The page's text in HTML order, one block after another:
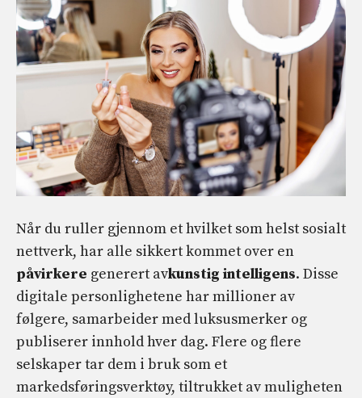
Når du ruller gjennom et hvilket som helst sosialt
nettverk, har alle sikkert kommet over en
påvirkere generert avkunstig intelligens. Disse
digitale personlighetene har millioner av
følgere, samarbeider med luksusmerker og
publiserer innhold hver dag. Flere og flere
selskaper tar dem i bruk som et
markedsføringsverktøy, tiltrukket av muligheten